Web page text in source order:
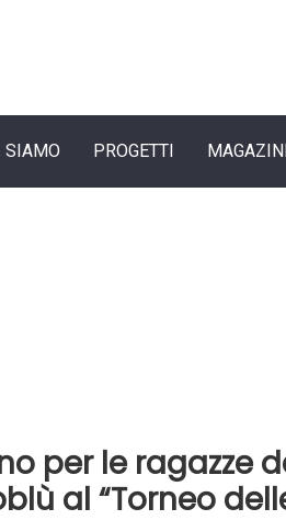
SIAMO PROGETTI
per le ragazze
al “Torneo